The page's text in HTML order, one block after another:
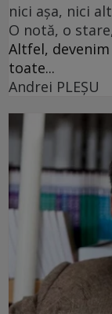
nici așa, nici
O notă, o
Altfel,
toate...
Andrei PLEŞU